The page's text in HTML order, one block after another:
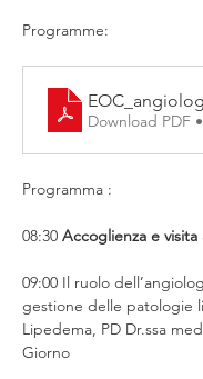
Programme:
Download PDF
Programma :
08:30 Accoglienza e visita
09:00 Il ruolo
gestione delle patologie
Lipedema, PD Dr.ssa
Giorno